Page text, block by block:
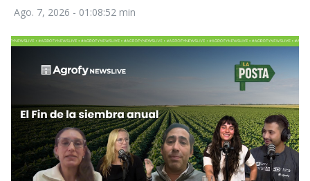
Ago. 7, 2026 - 01:08:52 min